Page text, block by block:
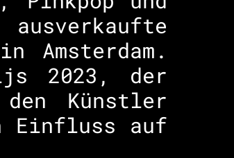
Amsterdam.
2023, der
Künstler
Einfluss auf